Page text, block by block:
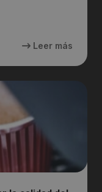
Leer más